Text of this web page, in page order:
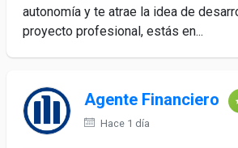
autonomía y te atrae la idea de
proyecto profesional, estás en...
Agente Financiero
Hace 1 día